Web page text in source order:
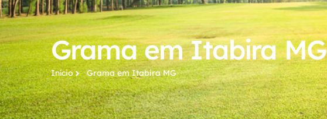
Grama em Itabira MG
Início Grama em Itabira MG